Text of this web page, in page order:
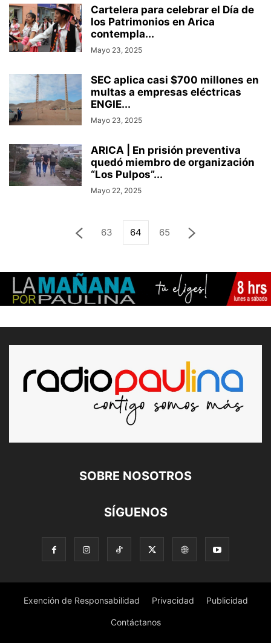
Cartelera para celebrar el Día de
los Patrimonios en Arica
contempla...
Mayo 23, 2025
SEC aplica casi $700 millones en
multas a empresas eléctricas
ENGIE...
Mayo 23, 2025
ARICA | En prisión preventiva
quedó miembro de organización
“Los Pulpos”...
Mayo 22, 2025
63 64 65
SOBRE NOSOTROS
SÍGUENOS
Exención de Responsabilidad Privacidad Publicidad
Contáctanos